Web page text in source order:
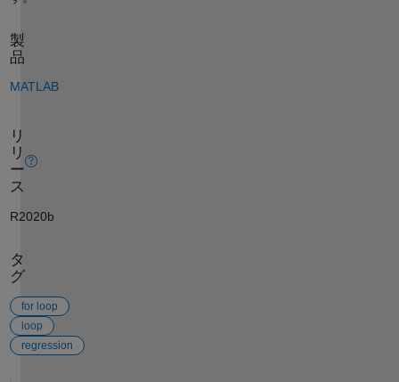
製
品
MATLAB
リ
リ
ー
ス
R2020b
タ
グ
for loop
loop
regression